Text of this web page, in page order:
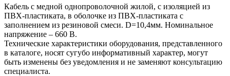
Кабель с медной однопроволочной жилой, с изоляцией из
ПВХ-пластиката, в оболочке из ПВХ-пластиката с
заполнением из резиновой смеси. D=10,4мм. Номинальное
напряжение – 660 В.
Технические характеристики оборудования, представленного
в каталоге, носят сугубо информативный характер, могут
быть изменены без уведомления и не заменяют консультацию
специалиста.